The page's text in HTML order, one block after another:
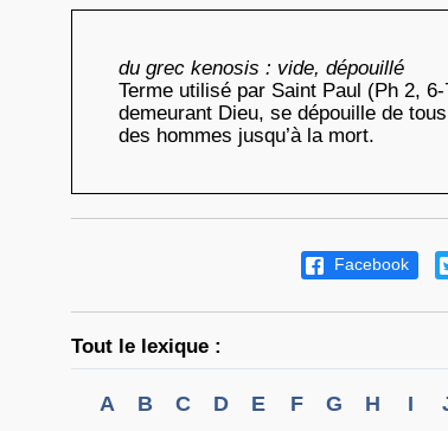
du grec kenosis : vide, dépouillé
Terme utilisé par Saint Paul (Ph 2,
demeurant Dieu, se dépouille de
des hommes jusqu’à la mort.
Facebook
Tout le lexique :
A B C D E F G H I